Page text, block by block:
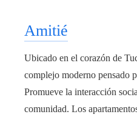
Amitié
Ubicado en el corazón de
complejo moderno pensado
Promueve la interacción
comunidad. Los